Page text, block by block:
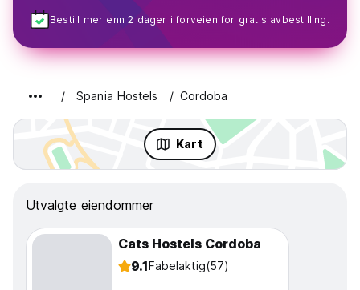
Bestill mer enn 2 dager i forveien for gratis avbestilling.
Spania Hostels Cordoba
Kart
Utvalgte eiendommer
Cats Hostels Cordoba
9.1Fabelaktig(57)